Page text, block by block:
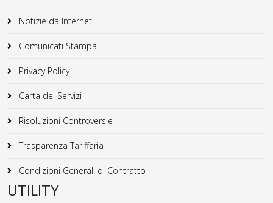
Notizie da Internet
Comunicati Stampa
Privacy Policy
Carta dei Servizi
Risoluzioni Controversie
Trasparenza Tariffaria
Condizioni Generali di Contratto
UTILITY